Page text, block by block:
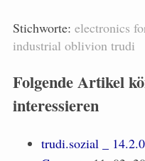
Stichworte: electronics
industrial oblivion trudi
Folgende Artikel
interessieren
trudi.sozial _